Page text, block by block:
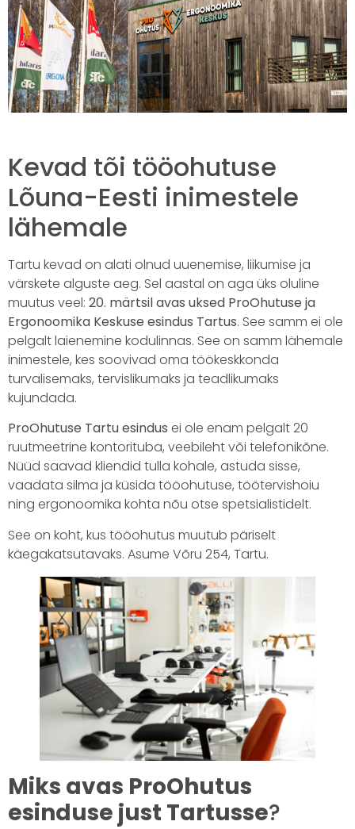
Kevad tõi tööohutuse
Lõuna-Eesti inimestele
lähemale
Tartu kevad on alati olnud uuenemise, liikumise ja
värskete alguste aeg. Sel aastal on aga üks oluline
muutus veel: 20. märtsil avas uksed ProOhutuse ja
Ergonoomika Keskuse esindus Tartus. See samm ei ole
pelgalt laienemine kodulinnas. See on samm lähemale
inimestele, kes soovivad oma töökeskkonda
turvalisemaks, tervislikumaks ja teadlikumaks
kujundada.
ProOhutuse Tartu esindus ei ole enam pelgalt 20
ruutmeetrine kontorituba, veebileht või telefonikõne.
Nüüd saavad kliendid tulla kohale, astuda sisse,
vaadata silma ja küsida tööohutuse, töötervishoiu
ning ergonoomika kohta nõu otse spetsialistidelt.
See on koht, kus tööohutus muutub päriselt
käegakatsutavaks. Asume Võru 254, Tartu.
Miks avas ProOhutus
esinduse just Tartusse?